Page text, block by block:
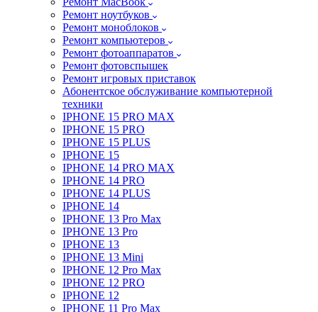
Ремонт ноутбуков
Ремонт моноблоков
Ремонт компьютеров
Ремонт фотоаппаратов
Ремонт фотовспышек
Ремонт игровых приставок
Абонентское обслуживание компьютерной
техники
IPHONE 15 PRO MAX
IPHONE 15 PRO
IPHONE 15 PLUS
IPHONE 15
IPHONE 14 PRO MAX
IPHONE 14 PRO
IPHONE 14 PLUS
IPHONE 14
IPHONE 13 Pro Max
IPHONE 13 Pro
IPHONE 13
IPHONE 13 Mini
IPHONE 12 Pro Max
IPHONE 12 PRO
IPHONE 12
IPHONE 11 Pro Max